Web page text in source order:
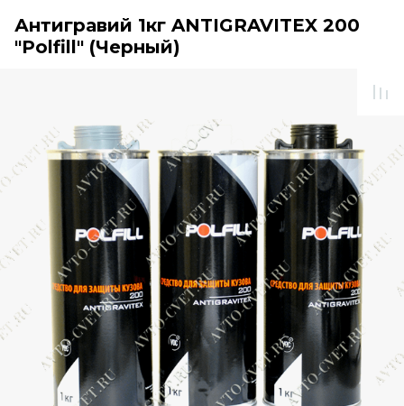
Антигравий 1кг ANTIGRAVITEX 200
"Polfill" (Черный)